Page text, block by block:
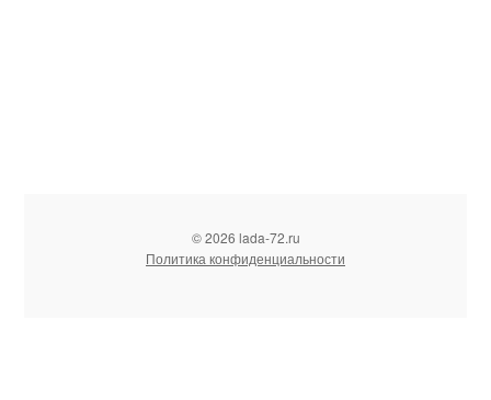
© 2026 lada-72.ru
Политика конфиденциальности